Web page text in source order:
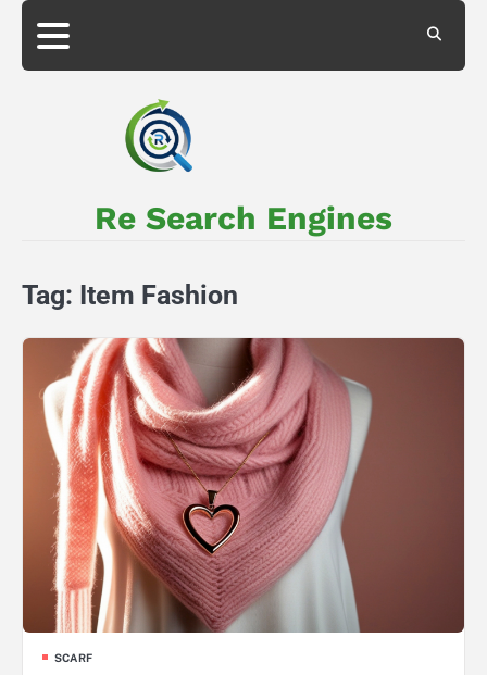
Skip
content
About
Privacy
Re Search Engines
Tag: Item Fashion
SCARF